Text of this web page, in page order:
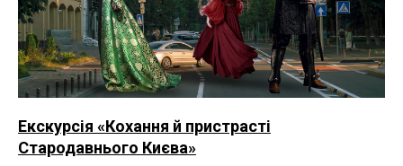
Екскурсія «Кохання й пристрасті
Стародавнього Києва»